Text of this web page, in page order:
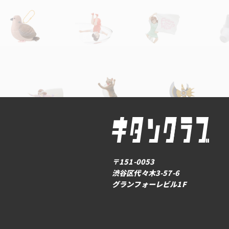
〒151-0053
渋谷区代々木3-57-6
グランフォーレビル1F